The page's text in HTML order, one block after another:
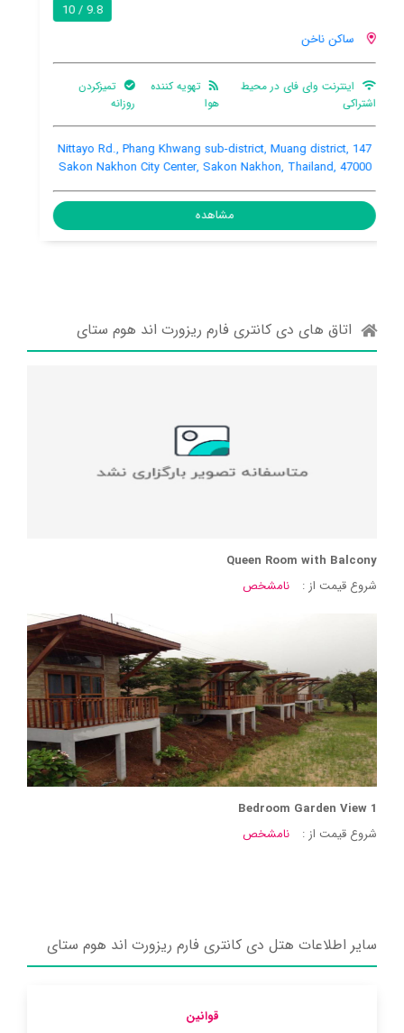
/ 10
ساکن ناخن
هنوز اطلاعات کاملی توسط کاربران اعلام نشده است
167 Moo 5 That-thong, Sawang Daen Din, Sakon Nakhon,
Thailand, 47110
مشاهده
اتاق های دی کانتری فارم ریزورت اند هوم ستای
Queen Room with Balcony
شروع قیمت از :
نامشخص
1 Bedroom Garden View
شروع قیمت از :
نامشخص
سایر اطلاعات هتل دی کانتری فارم ریزورت اند هوم ستای
قوانین